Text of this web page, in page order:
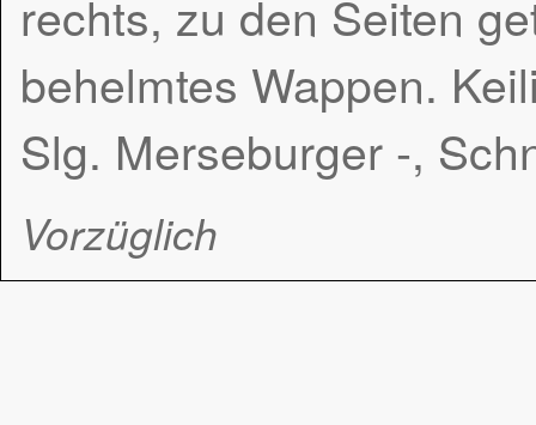
rechts, zu den Seiten
behelmtes Wappen.
Slg. Merseburger -,
Vorzüglich